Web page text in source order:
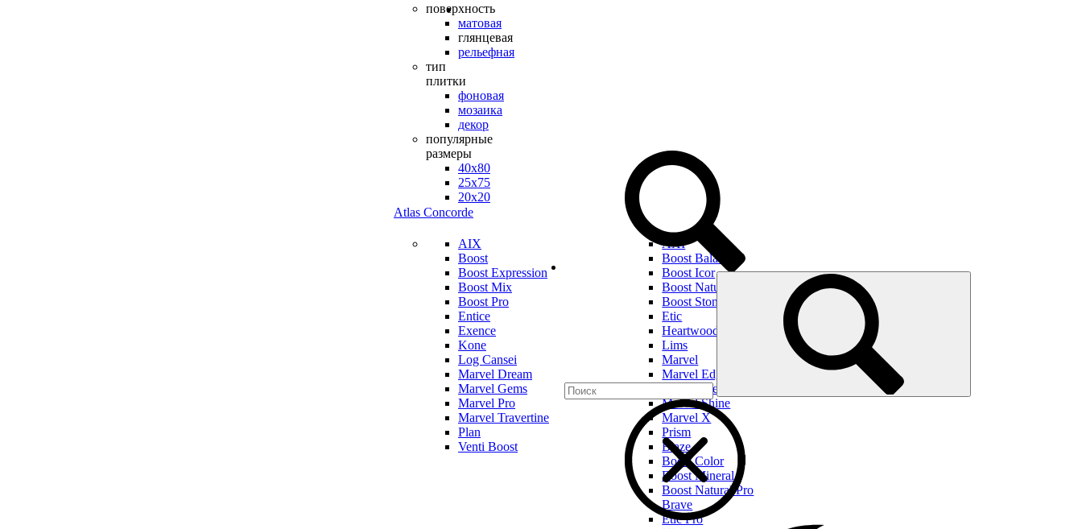
поверхность
матовая
глянцевая
рельефная
тип
плитки
фоновая
мозаика
декор
популярные
размеры
40х80
25х75
20х20
Atlas Concorde
AIX
Boost
Boost Expression
Boost Mix
Boost Pro
Entice
Exence
Kone
Log Cansei
Marvel Dream
Marvel Gems
Marvel Pro
Marvel Travertine
Plan
Venti Boost
AXI
Boost Balance
Boost Icor
Boost Natural
Boost Stone
Etic
Heartwood
Lims
Marvel
Marvel Edge
Marvel Meraviglia
Marvel Shine
Marvel X
Prism
Blaze
Boost Color
Boost Mineral
Boost Natural Pro
Brave
Etic Pro